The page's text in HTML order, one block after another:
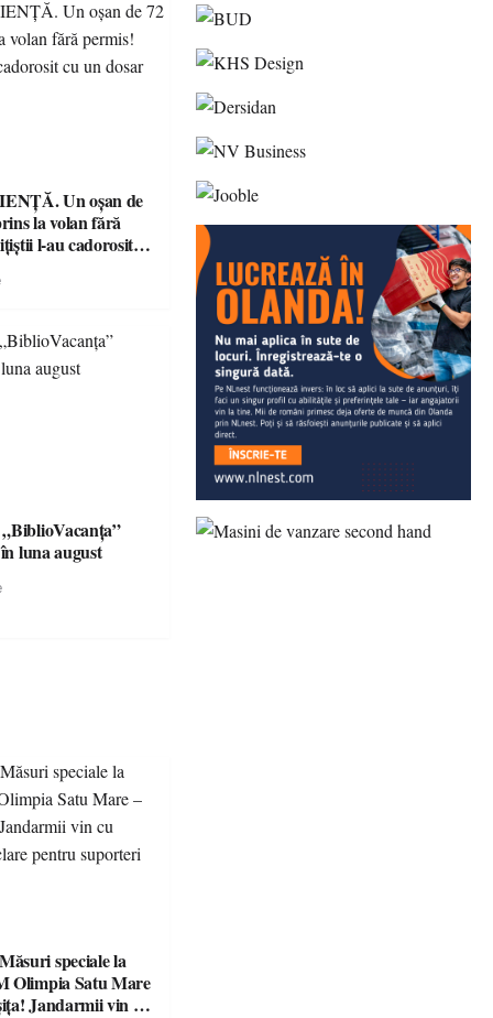
Un oșan de
la volan fără
l-au cadorosit
luna august
speciale la
Olimpia Satu Mare
Jandarmii vin cu